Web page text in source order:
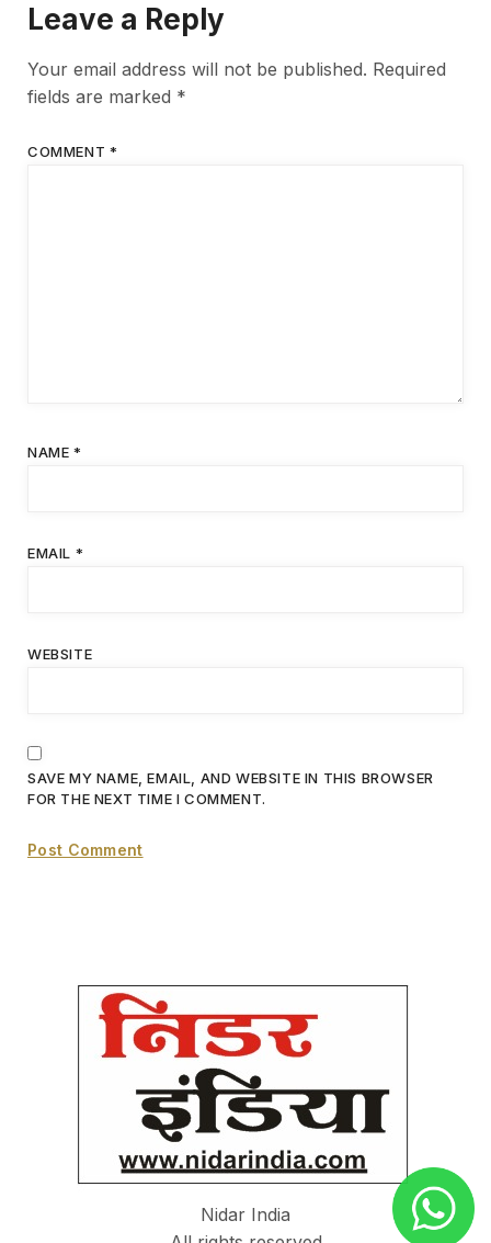
Leave a Reply
Your email address will not be published. Required
fields are marked *
COMMENT *
NAME *
EMAIL *
WEBSITE
SAVE MY NAME, EMAIL, AND WEBSITE IN THIS BROWSER
FOR THE NEXT TIME I COMMENT.
Nidar India